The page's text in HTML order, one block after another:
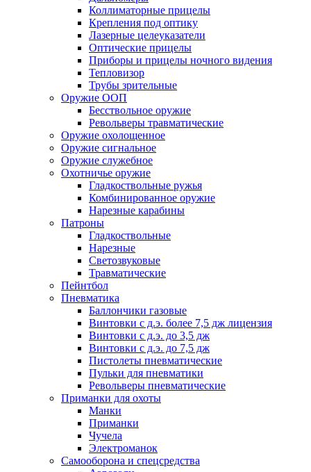
Коллиматорные прицелы
Крепления под оптику
Лазерные целеуказатели
Оптические прицелы
Приборы и прицелы ночного видения
Тепловизор
Трубы зрительные
Оружие ООП
Бесствольное оружие
Револьверы травматические
Оружие охолощенное
Оружие сигнальное
Оружие служебное
Охотничье оружие
Гладкоствольные ружья
Комбинированное оружие
Нарезные карабины
Патроны
Гладкоствольные
Нарезные
Светозвуковые
Травматические
Пейнтбол
Пневматика
Баллончики газовые
Винтовки с д.э. более 7,5 дж лицензия
Винтовки с д.э. до 3,5 дж
Винтовки с д.э. до 7,5 дж
Пистолеты пневматические
Пульки для пневматики
Револьверы пневматические
Приманки для охоты
Манки
Приманки
Чучела
Электроманок
Самооборона и спецсредства